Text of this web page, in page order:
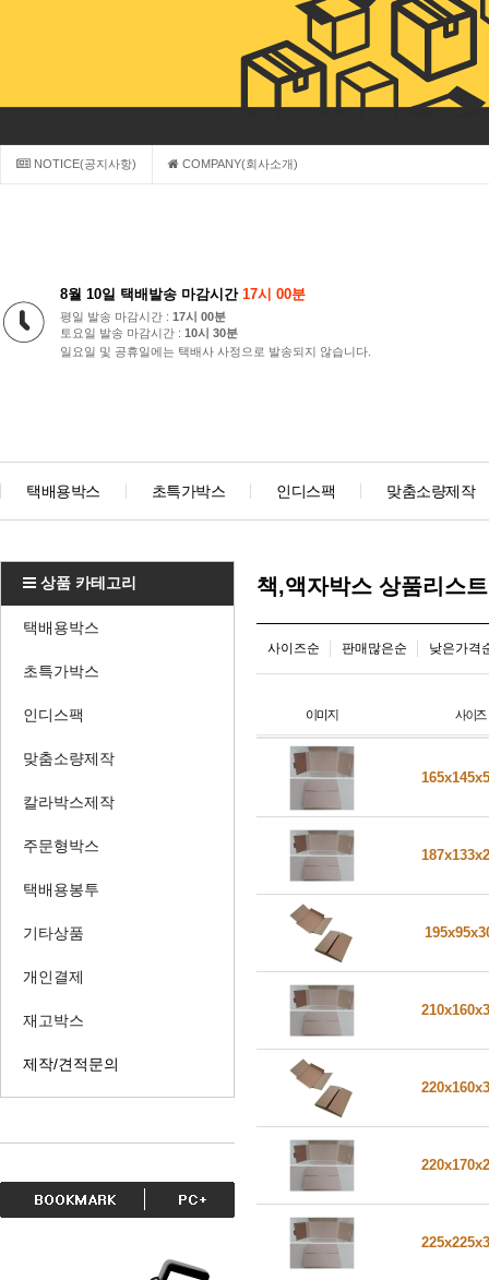
NOTICE(공지사항) COMPANY(회사소개)
8월 10일 택배발송 마감시간 17시 00분
평일 발송 마감시간 : 17시 00분
토요일 발송 마감시간 : 10시 30분
일요일 및 공휴일에는 택배사 사정으로 발송되지 않습니다.
택배용박스 초특가박스 인디스팩 맞춤소량제작
상품 카테고리
택배용박스
초특가박스
인디스팩
맞춤소량제작
칼라박스제작
주문형박스
택배용봉투
기타상품
개인결제
재고박스
제작/견적문의
책,액자박스 상품리스트
사이즈순 판매많은순 낮은가격